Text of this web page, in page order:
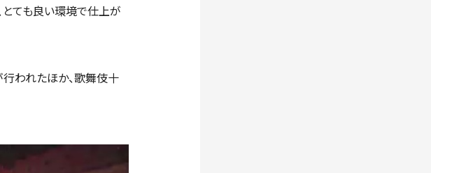
とても良い環境で仕上が
われたほか、歌舞伎十